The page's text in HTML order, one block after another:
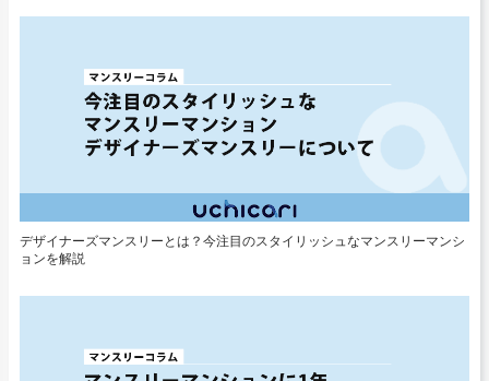
デザイナーズマンスリーとは？今注目のスタイリッシュなマンスリーマンシ
ョンを解説